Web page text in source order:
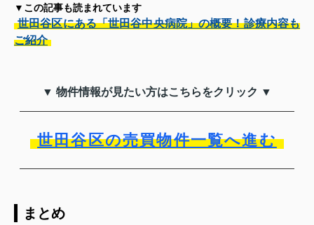
▼この記事も読まれています
世田谷区にある「世田谷中央病院」の概要！診療内容も
ご紹介
▼ 物件情報が見たい方はこちらをクリック ▼
世田谷区の売買物件一覧へ進む
まとめ